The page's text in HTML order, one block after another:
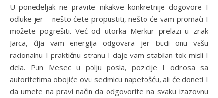
U ponedeljak ne pravite nikakve konkretnije dogovore I
odluke jer – nešto ćete propustiti, nešto će vam promaći I
možete pogrešiti. Već od utorka Merkur prelazi u znak
Jarca, čija vam energija odgovara jer budi onu vašu
racionalnu I praktičnu stranu I daje vam stabilan tok misli I
dela. Pun Mesec u polju posla, pozicije I odnosa sa
autoritetima obojiće ovu sedmicu napetošću, ali će doneti I
da umete na pravi način da odgovorite na svaku izazovnu